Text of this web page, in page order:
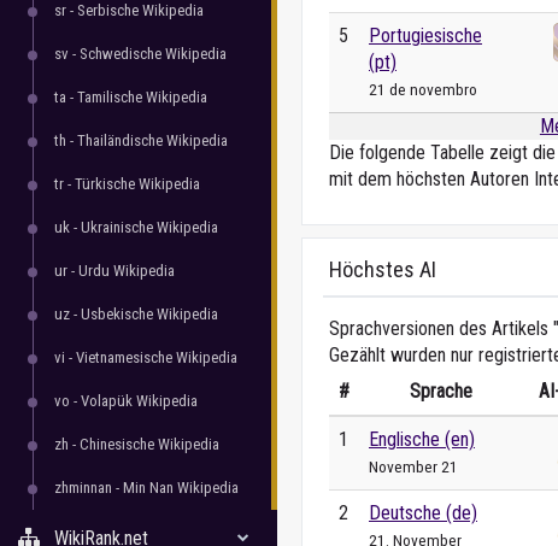
sr - Serbische Wikipedia
sv - Schwedische Wikipedia
ta - Tamilische Wikipedia
th - Thailändische Wikipedia
tr - Türkische Wikipedia
uk - Ukrainische Wikipedia
ur - Urdu Wikipedia
uz - Usbekische Wikipedia
vi - Vietnamesische Wikipedia
vo - Volapük Wikipedia
zh - Chinesische Wikipedia
zhminnan - Min Nan Wikipedia
WikiRank.net
5
Portugiesische
(pt)
21 de novembro
Die folgende Tabelle zeigt
mit dem höchsten Autoren
Höchstes AI
Sprachversionen des Artikels "
Gezählt wurden nur
#
Sprache
1 Englische (en)
November 21
2 Deutsche (de)
21. November